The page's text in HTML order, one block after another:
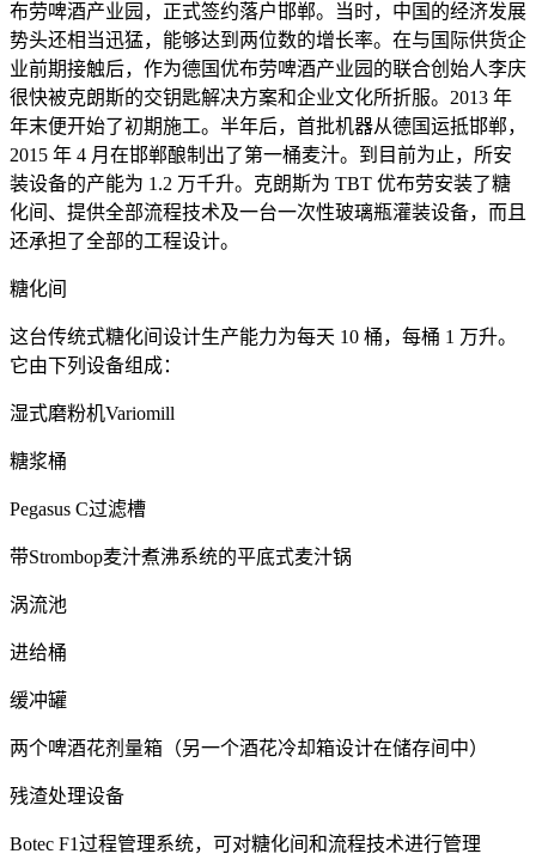
布劳啤酒产业园，正式签约落户邯郸。当时，中国的经济发展
势头还相当迅猛，能够达到两位数的增长率。在与国际供货企
业前期接触后，作为德国优布劳啤酒产业园的联合创始人李庆
很快被克朗斯的交钥匙解决方案和企业文化所折服。2013 年
年末便开始了初期施工。半年后，首批机器从德国运抵邯郸，
2015 年 4 月在邯郸酿制出了第一桶麦汁。到目前为止，所安
装设备的产能为 1.2 万千升。克朗斯为 TBT 优布劳安装了糖
化间、提供全部流程技术及一台一次性玻璃瓶灌装设备，而且
还承担了全部的工程设计。
糖化间
这台传统式糖化间设计生产能力为每天 10 桶，每桶 1 万升。
它由下列设备组成：
湿式磨粉机Variomill
糖浆桶
Pegasus C过滤槽
带Strombop麦汁煮沸系统的平底式麦汁锅
涡流池
进给桶
缓冲罐
两个啤酒花剂量箱（另一个酒花冷却箱设计在储存间中）
残渣处理设备
Botec F1过程管理系统，可对糖化间和流程技术进行管理